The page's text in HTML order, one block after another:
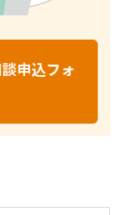
申込フォ